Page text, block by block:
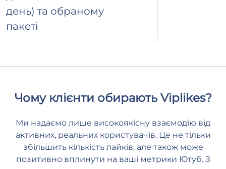
день) та обраному
пакеті
Чому клієнти обирають Viplikes?
Ми надаємо лише високоякісну взаємодію від
активних, реальних користувачів. Це не тільки
збільшить кількість лайків, але також може
позитивно вплинути на ваші метрики Ютуб. З